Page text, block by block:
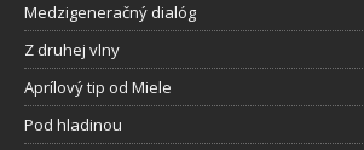
Medzigeneračný dialóg
Z druhej vlny
Aprílový tip od Miele
Pod hladinou